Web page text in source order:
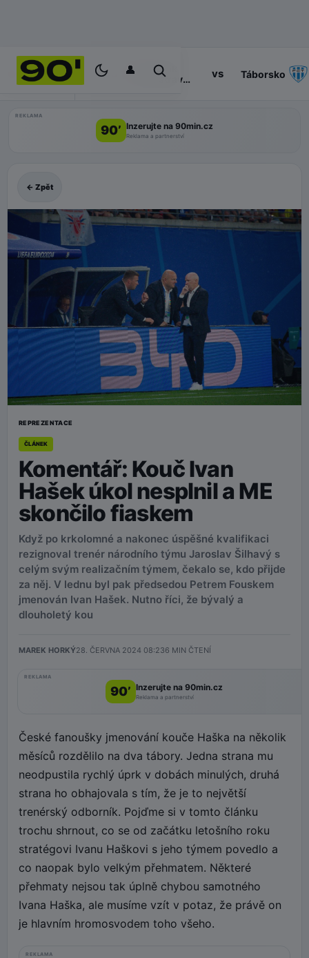
👤
PROGRAM 14:30
Baník
Ostrava
vs Táborsko
REKLAMA
90’ Inzerujte na 90min.cz
Reklama a partnerství
← Zpět
REPREZENTACE
ČLÁNEK
Komentář: Kouč Ivan
Hašek úkol nesplnil a ME
skončilo fiaskem
Když po krkolomné a nakonec úspěšné kvalifikaci
rezignoval trenér národního týmu Jaroslav Šilhavý s
celým svým realizačním týmem, čekalo se, kdo přijde
za něj. V lednu byl pak předsedou Petrem Fouskem
jmenován Ivan Hašek. Nutno říci, že bývalý a
dlouholetý kou
MAREK HORKÝ28. ČERVNA 2024 08:236 MIN ČTENÍ
REKLAMA
90’ Inzerujte na 90min.cz
Reklama a partnerství
České fanoušky jmenování kouče Haška na několik
měsíců rozdělilo na dva tábory. Jedna strana mu
neodpustila rychlý úprk v dobách minulých, druhá
strana ho obhajovala s tím, že je to největší
trenérský odborník. Pojďme si v tomto článku
trochu shrnout, co se od začátku letošního roku
stratégovi Ivanu Haškovi s jeho týmem povedlo a
co naopak bylo velkým přehmatem. Některé
přehmaty nejsou tak úplně chybou samotného
Ivana Haška, ale musíme vzít v potaz, že právě on
je hlavním hromosvodem toho všeho.
REKLAMA